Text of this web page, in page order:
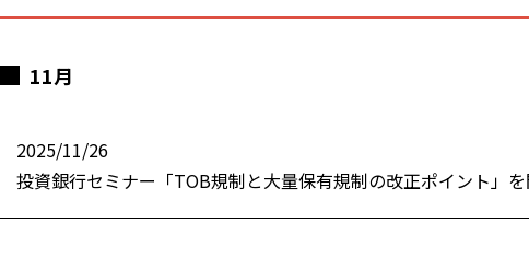
11月
2025/11/26
投資銀行セミナー「TOB規制と大量保有規制の改正ポイント」を